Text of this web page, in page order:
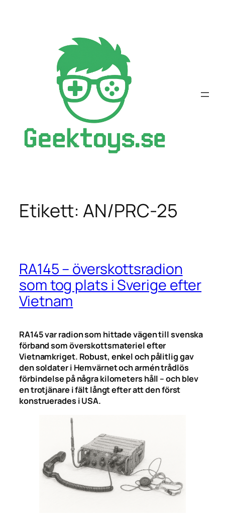
Etikett:AN/PRC-25
RA145 – överskottsradion
som tog plats i Sverige efter
Vietnam
RA145 var radion som hittade vägen till svenska
förband som överskottsmateriel efter
Vietnamkriget. Robust, enkel och pålitlig gav
den soldater i Hemvärnet och armén trådlös
förbindelse på några kilometers håll – och blev
en trotjänare i fält långt efter att den först
konstruerades i USA.